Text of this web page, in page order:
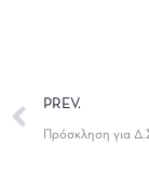
PREV.
Πρόσκληση για